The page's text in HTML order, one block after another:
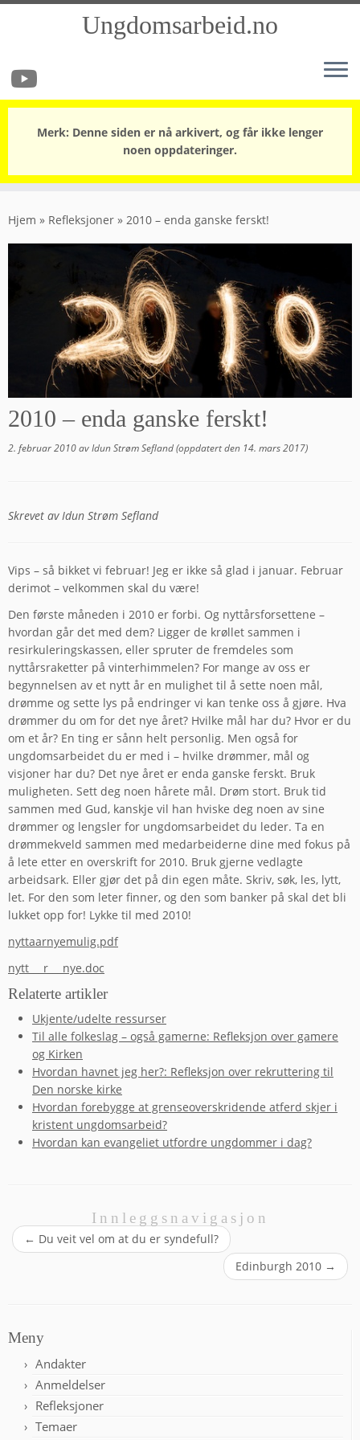
to
Ungdomsarbeid.no
Merk: Denne siden er nå arkivert, og får ikke lenger
noen oppdateringer.
Hjem » Refleksjoner » 2010 – enda ganske ferskt!
2010 – enda ganske ferskt!
2. februar 2010avIdun Strøm Sefland(oppdatert den 14. mars 2017)
Skrevet av Idun Strøm Sefland
Vips – så bikket vi februar! Jeg er ikke så glad i januar. Februar
derimot – velkommen skal du være!
Den første måneden i 2010 er forbi. Og nyttårsforsettene –
hvordan går det med dem? Ligger de krøllet sammen i
resirkuleringskassen, eller spruter de fremdeles som
nyttårsraketter på vinterhimmelen? For mange av oss er
begynnelsen av et nytt år en mulighet til å sette noen mål,
drømme og sette lys på endringer vi kan tenke oss å gjøre. Hva
drømmer du om for det nye året? Hvilke mål har du? Hvor er du
om et år? En ting er sånn helt personlig. Men også for
ungdomsarbeidet du er med i – hvilke drømmer, mål og
visjoner har du? Det nye året er enda ganske ferskt. Bruk
muligheten. Sett deg noen hårete mål. Drøm stort. Bruk tid
sammen med Gud, kanskje vil han hviske deg noen av sine
drømmer og lengsler for ungdomsarbeidet du leder. Ta en
drømmekveld sammen med medarbeiderne dine med fokus på
å lete etter en overskrift for 2010. Bruk gjerne vedlagte
arbeidsark. Eller gjør det på din egen måte. Skriv, søk, les, lytt,
let. For den som leter finner, og den som banker på skal det bli
lukket opp for! Lykke til med 2010!
nyttaarnyemulig.pdf
nytt___r___nye.doc
Relaterte artikler
Ukjente/udelte ressurser
Til alle folkeslag – også gamerne: Refleksjon over gamere
og Kirken
Hvordan havnet jeg her?: Refleksjon over rekruttering til
Den norske kirke
Hvordan forebygge at grenseoverskridende atferd skjer i
kristent ungdomsarbeid?
Hvordan kan evangeliet utfordre ungdommer i dag?
Innleggsnavigasjon
← Du veit vel om at du er syndefull?
Edinburgh 2010 →
Meny
Andakter
Anmeldelser
Refleksjoner
Temaer